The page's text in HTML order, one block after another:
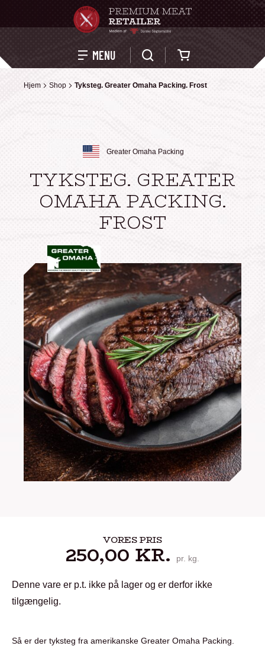
MENU
Hjem Shop Tyksteg. Greater Omaha Packing. Frost
Hjem Shop Tyksteg. Greater Omaha Packing. Frost
Greater Omaha Packing
TYKSTEG. GREATER
OMAHA PACKING.
FROST
VORES PRIS
250,00 KR. pr. kg.
Denne vare er p.t. ikke på lager og er derfor ikke
tilgængelig.
Så er der tyksteg fra amerikanske Greater Omaha Packing.